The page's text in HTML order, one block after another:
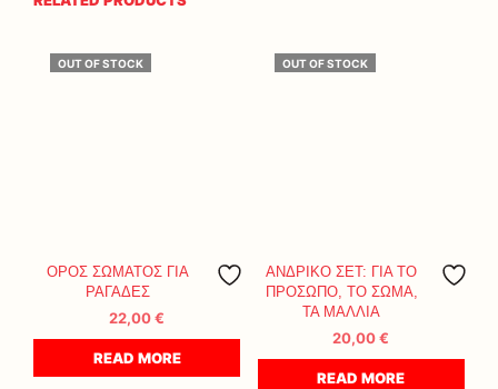
OUT OF STOCK
ΟΡΟΣ ΣΩΜΑΤΟΣ ΓΙΑ
ΡΑΓΑΔΕΣ
22,00€
READ MORE
OUT OF STOCK
ΑΝΔΡΙΚΟ ΣΕΤ: ΓΙΑ ΤΟ
ΠΡΟΣΩΠΟ, ΤΟ ΣΩΜΑ,
ΤΑ ΜΑΛΛΙΑ
20,00€
READ MORE